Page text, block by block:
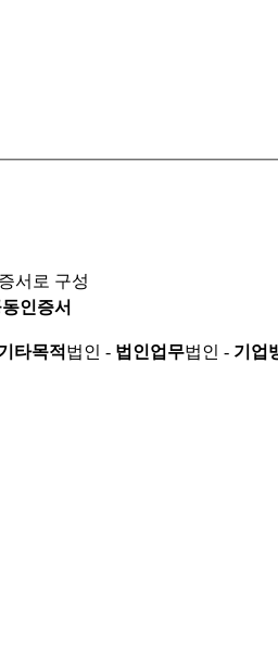
서로 구성
인증서
타목적 법인 - 법인업무법인 - 기업